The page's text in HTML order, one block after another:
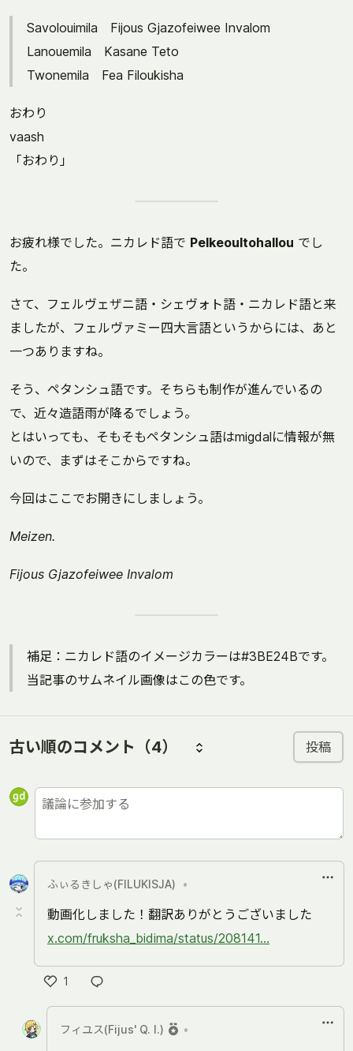
Savolouimila Fijous Gjazofeiwee Invalom
Lanouemila Kasane Teto
Twonemila Fea Filoukisha
おわり
vaash
「おわり」
お疲れ様でした。ニカレド語で Pelkeoultohallou でし
た。
さて、フェルヴェザニ語・シェヴォト語・ニカレド語と来
ましたが、フェルヴァミー四大言語というからには、あと
一つありますね。
そう、ペタンシュ語です。そちらも制作が進んでいるの
で、近々造語雨が降るでしょう。
とはいっても、そもそもペタンシュ語はmigdalに情報が無
いので、まずはそこからですね。
今回はここでお開きにしましょう。
Meizen.
Fijous Gjazofeiwee Invalom
補足：ニカレド語のイメージカラーは#3BE24Bです。
当記事のサムネイル画像はこの色です。
古い順のコメント （4） 投稿
ふぃるきしゃ(FILUKISJA) •
動画化しました！翻訳ありがとうございました
x.com/fruksha_bidima/status/208141...
1
Like
フィユス(Fijus' Q. I.)
•